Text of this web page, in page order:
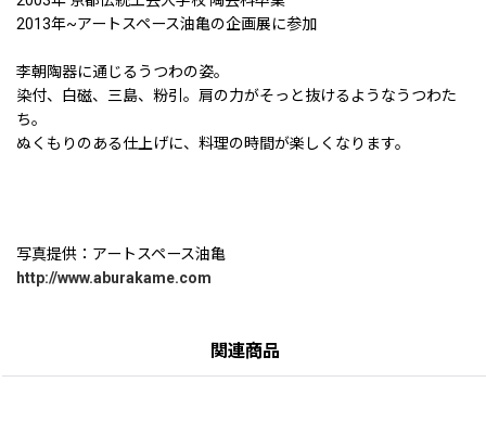
2013年~アートスペース油亀の企画展に参加
李朝陶器に通じるうつわの姿。
染付、白磁、三島、粉引。肩の力がそっと抜けるようなうつわた
ち。
ぬくもりのある仕上げに、料理の時間が楽しくなります。
写真提供：アートスペース油亀
http://www.aburakame.com
関連商品